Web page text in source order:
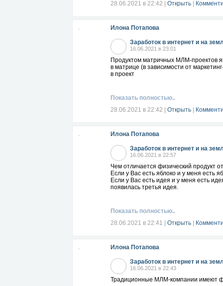
28.06.2021 в 22:42 Открыть
Илона Потапова
Заработок в интернет и на
16.06.2021 в 23:01
Продуктом матричных МЛМ-проектов
в матрице (в зависимости от
в проект
Показать полностью..
28.06.2021 в 22:42
Открыть
Илона Потапова
Заработок в интернет и на
16.06.2021 в 22:57
Чем отличается физический продукт
Если у Вас есть яблоко и у меня есть
Если у Вас есть идея и у меня есть
появилась третья идея.
Показать полностью..
28.06.2021 в 22:41
Открыть
Илона Потапова
Заработок в интернет и на
16.06.2021 в 22:43
Традиционные МЛМ-компании имеют